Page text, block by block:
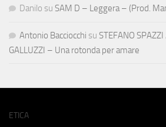
Danilo su SAM D – Leggera – (Prod.
Antonio Bacciocchi su STEFANO
GALLUZZI – Una rotonda per amare
ETICA